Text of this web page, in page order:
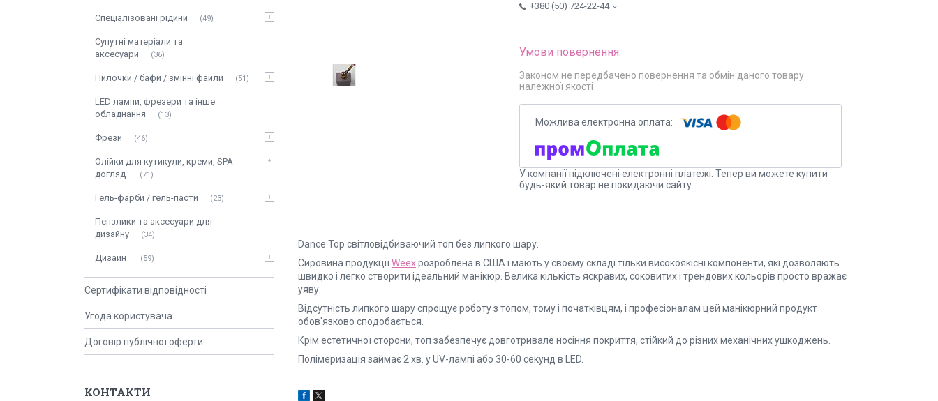
+380 (50) 724-22-44
Законом не передбачено повернення та обмін даного товару
належної якості
У компанії підключені електронні платежі. Тепер ви можете купити
будь-який товар не покидаючи сайту.
Dance Top світловідбиваючий топ без липкого шару.
Сировина продукціїWeexрозроблена в США і мають у своєму складі тільки високоякісні компоненти, які дозволяють
швидко і легко створити ідеальний манікюр. Велика кількість яскравих, соковитих і трендових кольорів просто вражає
уяву.
Відсутність липкого шару спрощує роботу з топом, тому і початківцям, і професіоналам цей манікюрний продукт
обов'язково сподобається.
Крім естетичної сторони, топ забезпечує довготривале носіння покриття, стійкий до різних механічних ушкоджень.
Полімеризація займає 2 хв. у UV-лампі або 30-60 секунд в LED.
Спеціалізовані рідини 49
Супутні матеріали та
аксесуари
36
Пилочки / бафи / змінні файли 51
LED лампи, фрезери та інше
обладнання
13
Фрези 46
Олійки для кутикули, креми, SPA
догляд
71
Гель-фарби / гель-пасти 23
Пензлики та аксесуари для
дизайну
34
Дизайн 59
Сертифікати відповідності
Угода користувача
Договір публічної оферти
КОНТАКТИ